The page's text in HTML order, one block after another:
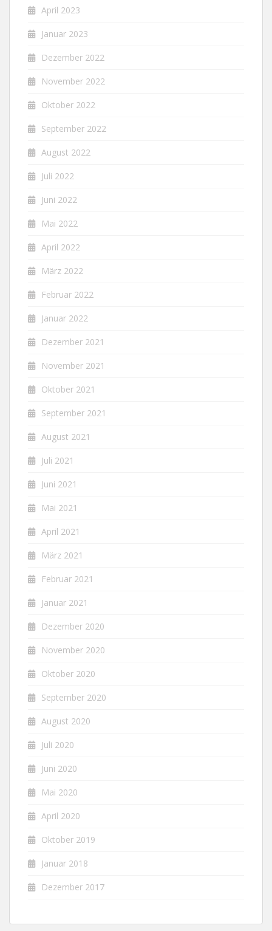
April 2023
Januar 2023
Dezember 2022
November 2022
Oktober 2022
September 2022
August 2022
Juli 2022
Juni 2022
Mai 2022
April 2022
März 2022
Februar 2022
Januar 2022
Dezember 2021
November 2021
Oktober 2021
September 2021
August 2021
Juli 2021
Juni 2021
Mai 2021
April 2021
März 2021
Februar 2021
Januar 2021
Dezember 2020
November 2020
Oktober 2020
September 2020
August 2020
Juli 2020
Juni 2020
Mai 2020
April 2020
Oktober 2019
Januar 2018
Dezember 2017